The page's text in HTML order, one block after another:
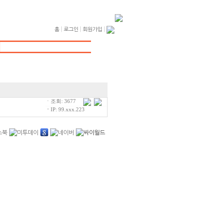
홈 로그인 회원가입
ㆍ조회: 3677
ㆍ IP: 99.xxx.223